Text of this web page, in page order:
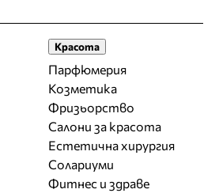
Красота
Парфюмерия
Козметика
Фризьорство
Салони за красота
Естетична хирургия
Солариуми
Фитнес и здраве